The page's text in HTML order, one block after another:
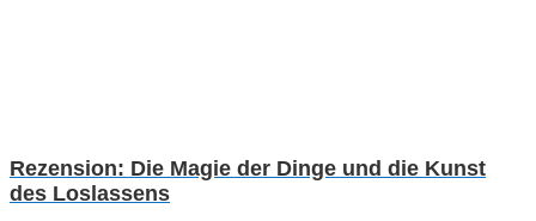
Rezension: Die Magie der Dinge und die Kunst
des Loslassens